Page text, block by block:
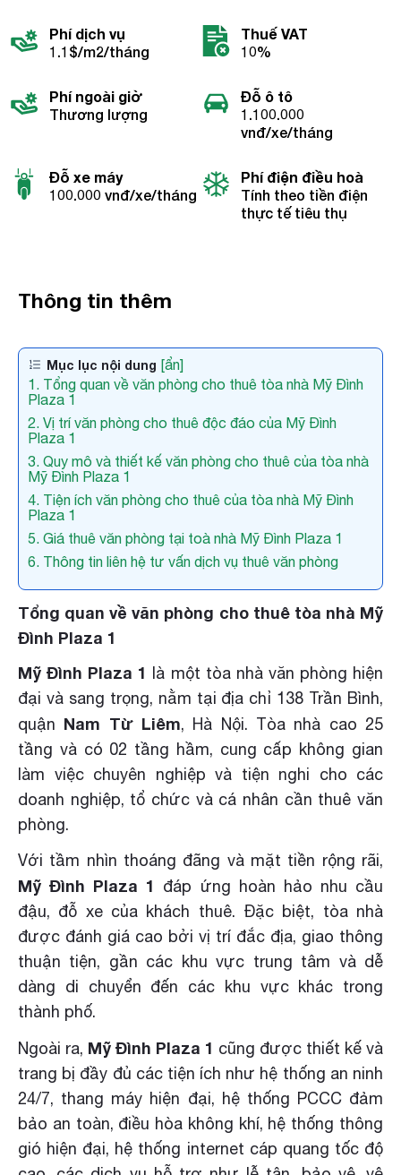
Phí dịch vụ
1.1$/m2/tháng
Thuế VAT
10%
Phí ngoài giờ
Thương lượng
Đỗ ô tô
1.100.000
vnđ/xe/tháng
Đỗ xe máy
100.000 vnđ/xe/tháng
Phí điện điều hoà
Tính theo tiền điện
thực tế tiêu thụ
Thông tin thêm
Mục lục nội dung [ẩn]
1. Tổng quan về văn phòng cho thuê tòa nhà Mỹ Đình
Plaza 1
2. Vị trí văn phòng cho thuê độc đáo của Mỹ Đình
Plaza 1
3. Quy mô và thiết kế văn phòng cho thuê của tòa nhà
Mỹ Đình Plaza 1
4. Tiện ích văn phòng cho thuê của tòa nhà Mỹ Đình
Plaza 1
5. Giá thuê văn phòng tại toà nhà Mỹ Đình Plaza 1
6. Thông tin liên hệ tư vấn dịch vụ thuê văn phòng
Tổng quan về văn phòng cho thuê tòa nhà Mỹ
Đình Plaza 1
Mỹ Đình Plaza 1 là một tòa nhà văn phòng hiện
đại và sang trọng, nằm tại địa chỉ 138 Trần Bình,
quận Nam Từ Liêm, Hà Nội. Tòa nhà cao 25
tầng và có 02 tầng hầm, cung cấp không gian
làm việc chuyên nghiệp và tiện nghi cho các
doanh nghiệp, tổ chức và cá nhân cần thuê văn
phòng.
Với tầm nhìn thoáng đãng và mặt tiền rộng rãi,
Mỹ Đình Plaza 1
đáp ứng hoàn hảo nhu cầu
đậu, đỗ xe của khách thuê. Đặc biệt, tòa nhà
được đánh giá cao bởi vị trí đắc địa, giao thông
thuận tiện, gần các khu vực trung tâm và dễ
dàng di chuyển đến các khu vực khác trong
thành phố.
Ngoài ra, Mỹ Đình Plaza 1 cũng được thiết kế và
trang bị đầy đủ các tiện ích như hệ thống an ninh
24/7, thang máy hiện đại, hệ thống PCCC đảm
bảo an toàn, điều hòa không khí, hệ thống thông
gió hiện đại, hệ thống internet cáp quang tốc độ